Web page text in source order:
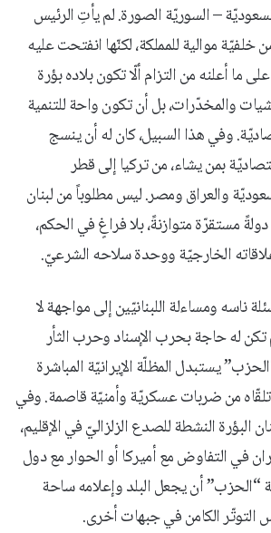
– السوريّة الصورة. لم يأتِ الرئيس
موالية للمملكة، لكنّها انفتحت عليه
ما أعلنه من التزام ألّا تكون بلاده بؤرة
والمخدّرات، بل أن تكون واحة للتنمية
وفي هذا السبيل، كان له أن ينسج
بمن يشاء، من تركيا إلى قطر
والعراق ومصر. ليس مطلوباً من لبنان
مستقرّة متوازنةً، بلا فراغٍ في الحكم،
الخارجيّة ووحدة سلاحه الشرعيّ.
ناسه ومساءلة اللبنانيّين إلى مواجهة لا
تكن له حاجة بحرب الإسناد وحرب الثأر
يستبدل المظلّة الإيرانيّة المباشرة
تلقّاه من ضربات عسكريّة وأمنيّة قاصمة. وفي
النشطة للصدع الزلزاليّ في الإقليم،
في التفاوض مع أميركا أو الحوار مع دول
أن يجعل البلد وإعلامه ساحة
التوتّر الكامن في جبهات أخرى.